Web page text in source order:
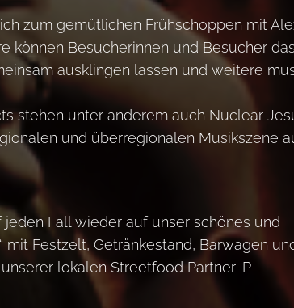
zum gemütlichen Frühschoppen mit
können Besucherinnen und Besucher das
ausklingen lassen und weitere
stehen unter anderem auch Nuclear
und überregionalen Musikszene
jeden Fall wieder auf unser schönes und
mit Festzelt, Getränkestand, Barwagen
lokalen Streetfood Partner :P